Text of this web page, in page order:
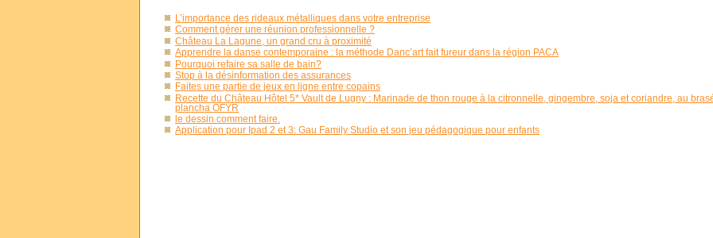
L’importance des rideaux métalliques dans votre entreprise
Comment gérer une réunion professionnelle ?
Château La Lagune, un grand cru à proximité
Apprendre la danse contemporaine : la méthode Danc’art fait fureur dans la région PACA
Pourquoi refaire sa salle de bain?
Stop à la désinformation des assurances
Faites une partie de jeux en ligne entre copains
Recette du Château Hôtel 5* Vault de Lugny : Marinade de thon rouge à la citronnelle, gingembre, soja et coriandre, au
plancha OFYR
le dessin comment faire.
Application pour Ipad 2 et 3: Gau Family Studio et son jeu pédagogique pour enfants